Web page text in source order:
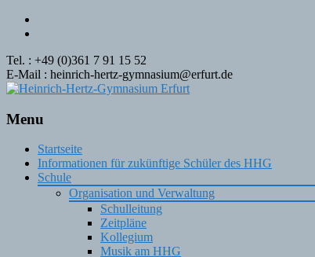
Tel. : +49 (0)361 7 91 15 52
E-Mail : heinrich-hertz-gymnasium@erfurt.de
Menu
Skip
content
Startseite
Informationen für zukünftige Schüler des HHG
Schule
Organisation und Verwaltung
Schulleitung
Zeitpläne
Kollegium
Musik am HHG